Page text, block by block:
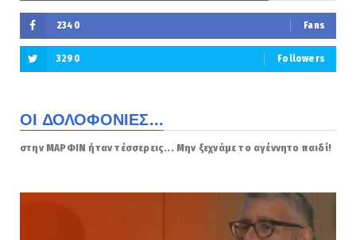
2340 Fans
3290 Followers
ΟΙ ΔΟΛΟΦΟΝΙΕΣ...
στην ΜΑΡΦΙΝ ήταν τέσσερεις... Μην ξεχνάμε το αγέννητο παιδί!